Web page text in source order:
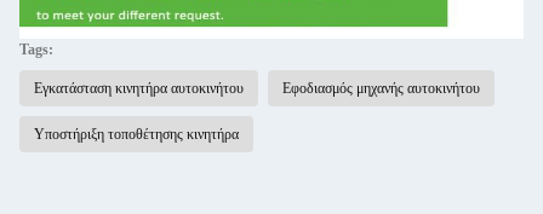
Tags:
Εγκατάσταση κινητήρα αυτοκινήτου Εφοδιασμός μηχανής αυτοκινήτου
Υποστήριξη τοποθέτησης κινητήρα